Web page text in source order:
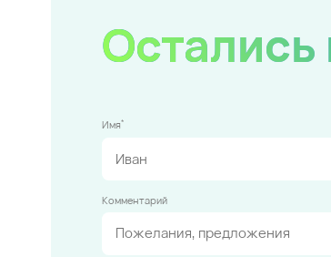
Имя*
Комментарий